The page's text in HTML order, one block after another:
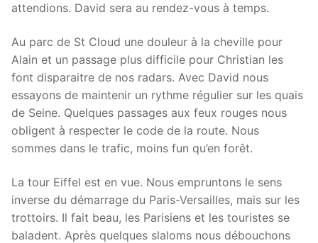
attendions. David sera au rendez-vous à temps.
Au parc de St Cloud une douleur à la cheville pour
Alain et un passage plus difficile pour Christian les
font disparaitre de nos radars. Avec David nous
essayons de maintenir un rythme régulier sur les quais
de Seine. Quelques passages aux feux rouges nous
obligent à respecter le code de la route. Nous
sommes dans le trafic, moins fun qu’en forêt.
La tour Eiffel est en vue. Nous empruntons le sens
inverse du démarrage du Paris-Versailles, mais sur les
trottoirs. Il fait beau, les Parisiens et les touristes se
baladent. Après quelques slaloms nous débouchons